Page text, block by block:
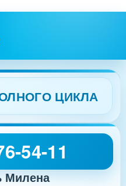
ЦИКЛА
54-11
Милена